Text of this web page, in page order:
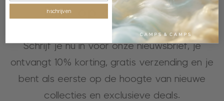
Blijf op de hoogte
Schrijf je nu in voor onze nieuwsbrief, je
ontvangt 10% korting, gratis verzending en je
bent als eerste op de hoogte van nieuwe
collecties en exclusieve deals.
inschrijven